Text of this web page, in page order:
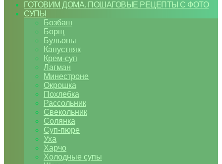
ГОТОВИМ ДОМА. ПОШАГОВЫЕ РЕЦЕПТЫ С ФОТО
СУПЫ
Бозбаш
Борщ
Бульоны
Капустняк
Крем-суп
Лагман
Минестроне
Окрошка
Похлебка
Рассольник
Свекольник
Солянка
Суп-пюре
Уха
Харчо
Холодные супы